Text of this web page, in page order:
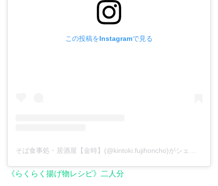
この投稿をInstagramで見る
そば食事処・居酒屋【金時】(@kintoki.fujihoncho)がシェアした投稿
《らくらく揚げ物レシピ》二人分